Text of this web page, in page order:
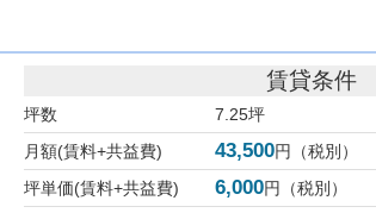
賃貸条件
坪数
7.25坪
月額(賃料+共益費)
43,500円（税別）
坪単価(賃料+共益費)
6,000円（税別）